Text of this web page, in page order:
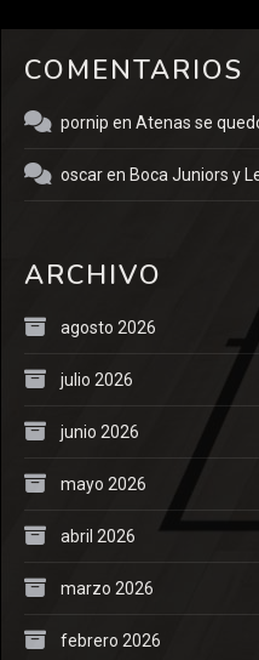
COMENTARIOS
pornip en Atenas se
oscaren Boca Juniors y
ARCHIVO
agosto 2026
julio 2026
junio 2026
mayo 2026
abril 2026
marzo 2026
febrero 2026